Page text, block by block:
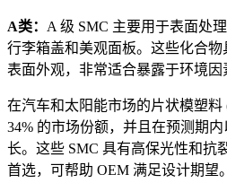
A类： A 级 SMC 主要用于表面处
行李箱盖和美观面板。这些化合
表面外观，非常适合暴露于环境因
在汽车和太阳能市场的片状模塑料
34% 的市场份额，并且在预测期
长。这些 SMC 具有高保光性和抗
首选，可帮助 OEM 满足设计期望。